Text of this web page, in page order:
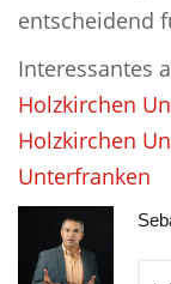
entscheidend
Interessantes
Holzkirchen
Holzkirchen
Unterfranken